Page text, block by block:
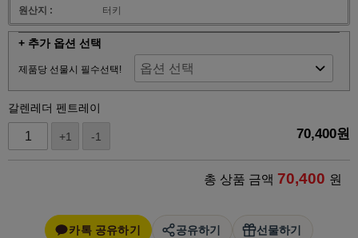
원산지 :
터키
+ 추가 옵션 선택
제품당 선물시 필수선택!
갈렌레더 펜트레이
+1 -1 70,400원
총 상품 금액 70,400 원
카톡 공유하기 공유하기 선물하기